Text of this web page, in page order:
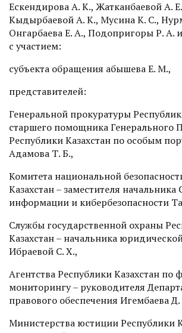
Ескендирова А. К., Жатканбаевой А.
Кыдырбаевой А. К., Мусина К. С.,
Онгарбаева Е. А., Подопригоры Р. А.
с участием:
субъекта обращения Қабышева Е. М.,
представителей:
Генеральной прокуратуры
старшего помощника Генерального
Республики Казахстан по особым
Адамова Т. Б.,
Комитета национальной
Казахстан – заместителя
информации и кибербезопасности
Службы государственной охраны
Казахстан – начальника
Ибраевой С. Х.,
Агентства Республики Казахстан по
мониторингу – руководителя
правового обеспечения Игембаева
Министерства юстиции Республики